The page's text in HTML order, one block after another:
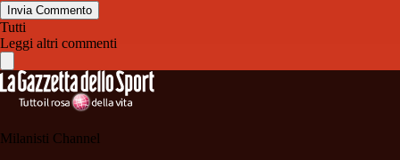
Invia Commento
Tutti
Leggi altri commenti
Milanisti Channel